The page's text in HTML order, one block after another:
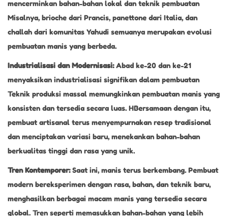
mencerminkan bahan-bahan lokal dan teknik pembuatan
Misalnya, brioche dari Prancis, panettone dari Italia, dan
challah dari komunitas Yahudi semuanya merupakan evolusi
pembuatan manis yang berbeda.
Industrialisasi dan Modernisasi:Abad ke-20 dan ke-21
menyaksikan industrialisasi signifikan dalam pembuatan
Teknik produksi massal memungkinkan pembuatan manis yang
konsisten dan tersedia secara luas. HBersamaan dengan itu,
pembuat artisanal terus menyempurnakan resep tradisional
dan menciptakan variasi baru, menekankan bahan-bahan
berkualitas tinggi dan rasa yang unik.
Tren Kontemporer:Saat ini, manis terus berkembang. Pembuat
modern bereksperimen dengan rasa, bahan, dan teknik baru,
menghasilkan berbagai macam manis yang tersedia secara
global. Tren seperti memasukkan bahan-bahan yang lebih